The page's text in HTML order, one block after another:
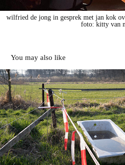
wilfried de jong in gesprek met
foto: kitty van
You may also like
2018